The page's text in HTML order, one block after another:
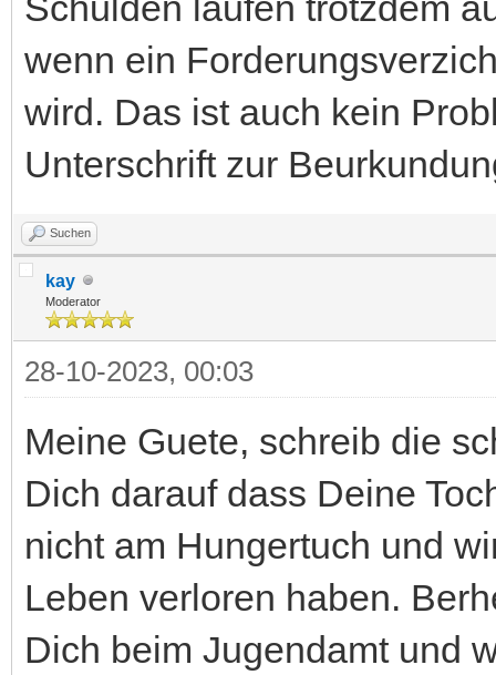
wenn ein
wird. Das ist auch kein
Unterschrift zur
Suchen
kay
Moderator
28-10-2023, 00:03
Meine Guete, schreib die
Dich darauf dass Deine
nicht am Hungertuch und
Leben verloren haben.
Dich beim Jugendamt und